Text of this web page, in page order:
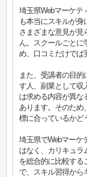
埼玉県Webマーケテ
も本当にスキルが
さまざまな意見が見
ん。スクールごと
め、口コミだけでは
また、受講者の目
す人、副業として収
は求める内容が異な
あります。そのため
標に合っているかど
埼玉県でWebマーケ
はなく、カリキュラ
を総合的に比較する
で、スキル習得から